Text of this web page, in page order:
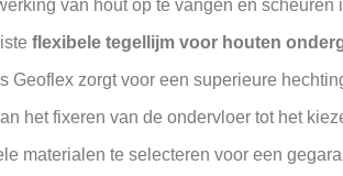
van hout op te vangen en scheuren
flexibele tegellijm voor houten
zorgt voor een superieure
het fixeren van de ondervloer tot het
materialen te selecteren voor een